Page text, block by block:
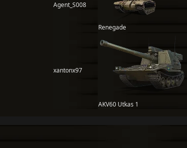
Agent_S008
Renegade
xantonx97
AKV60 Utkas 1